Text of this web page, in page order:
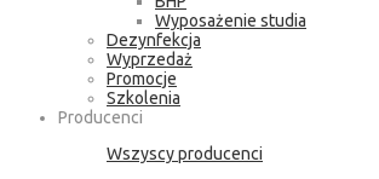
Wyposażenie studia
Dezynfekcja
Wyprzedaż
Promocje
Szkolenia
Producenci
Wszyscy producenci